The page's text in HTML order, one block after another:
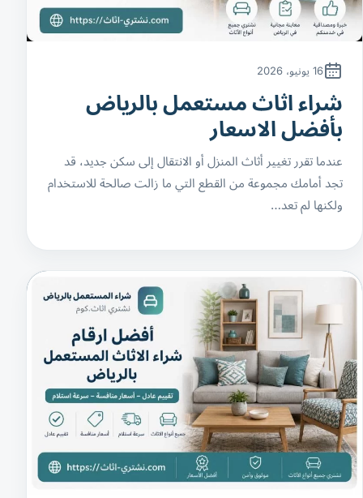
16 يونيو، 2026
شراء اثاث مستعمل بالرياض
بأفضل الاسعار
عندما تقرر تغيير أثاث المنزل أو الانتقال إلى سكن جديد، قد
تجد أمامك مجموعة من القطع التي ما زالت صالحة للاستخدام
ولكنها لم تعد…